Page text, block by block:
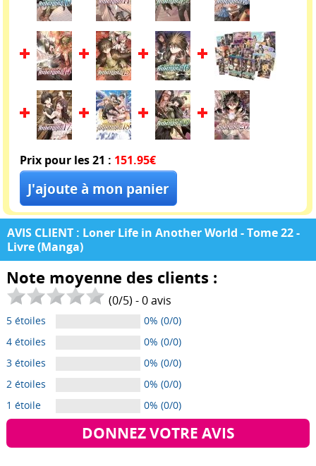
Prix pour les 21 : 151.95€
AVIS CLIENT : Loner Life in Another World - Tome 22 -
Livre (Manga)
Note moyenne des clients :
(0/5) -0avis
5 étoiles
0% (0/0)
4 étoiles
0% (0/0)
3 étoiles
0% (0/0)
2 étoiles
0% (0/0)
1 étoile
0% (0/0)
DONNEZ VOTRE AVIS